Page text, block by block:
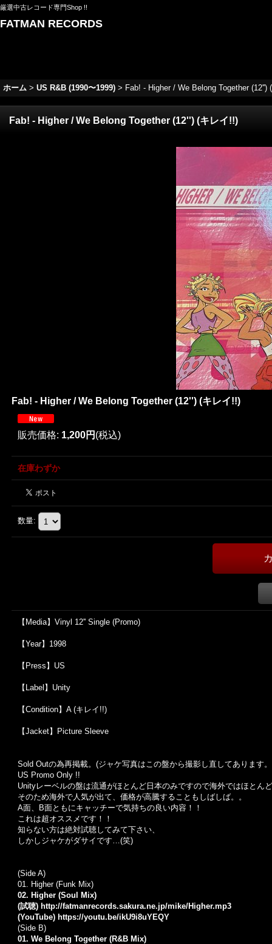
厳選中古レコード専門Shop !!
FATMAN RECORDS
ホーム > US R&B (1990〜1999) > Fab! - Higher / We Belong Together (12'')
Fab! - Higher / We Belong Together (12'') (キレイ!!)
Fab! - Higher / We Belong Together (12'') (キレイ!!)
販売価格: 1,200円 (税込)
在庫わずか
数量:
【Media】Vinyl 12'' Single (Promo)
【Year】1998
【Press】US
【Label】Unity
【Condition】A (キレイ!!)
【Jacket】Picture Sleeve
Sold Outの為再掲載。(ジャケ写真はこの盤から撮影し直してあります
US Promo Only !!
Unityレーベルの盤は流通がほとんど日本のみですので海外ではほとん
そのため海外で人気が出て、価格が高騰することもしばしば。。
A面、B面ともにキャッチーで気持ちの良い内容！！
これは超オススメです！！
知らない方は絶対試聴してみて下さい、
しかしジャケがダサイです…(笑)
(Side A)
01. Higher (Funk Mix)
02. Higher (Soul Mix)
(試聴) http://fatmanrecords.sakura.ne.jp/mike/Higher.mp3
(YouTube) https://youtu.be/ikU9i8uYEQY
(Side B)
01. We Belong Together (R&B Mix)